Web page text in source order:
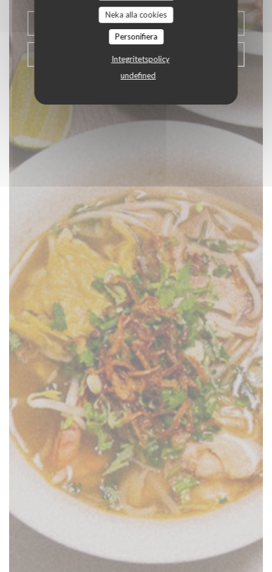
Neka alla cookies
Personifiera
Integritetspolicy
undefined
BOKA ETT BORD
KLICKA & HÄMTA